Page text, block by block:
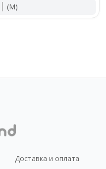
(M)
Доставка и оплата